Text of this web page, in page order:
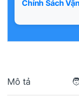
Chính Sách
Mô tả